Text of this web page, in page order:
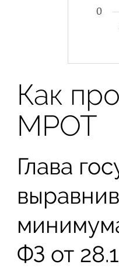
Как
МРОТ
Глава
ФЗ от